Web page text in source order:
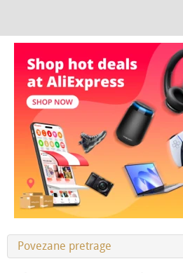
Povezane pretrage